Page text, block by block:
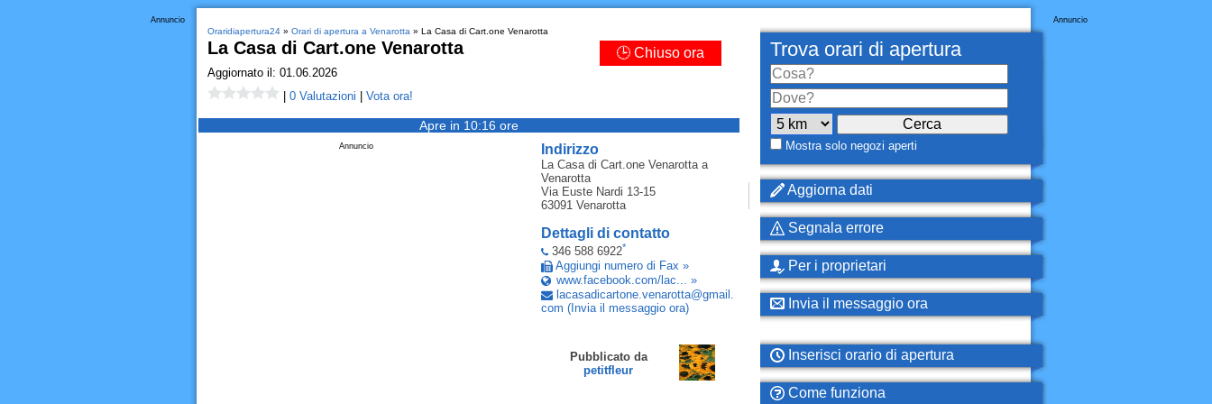
Annuncio
Oraridiapertura24» Orari di apertura a Venarotta » La Casa di Cart.one Venarotta
La Casa di Cart.one Venarotta 🕒 Chiuso ora
Aggiornato il: 01.06.2026
0 Valutazioni Vota ora!
Apre in 10:16 ore
Indirizzo
La Casa di Cart.one Venarottaa
Venarotta
Via Euste Nardi 13-15
63091 Venarotta
Dettagli di contatto
346 588 6922*
Aggiungi numero di Fax »
www.facebook.com/lac... »
lacasadicartone.venarotta@gmail .
com (Invia il messaggio ora)
Pubblicato da
petitfleur
Annuncio
Annuncio
Trova orari di apertura
Mostra solo negozi aperti
Aggiorna dati
Segnala errore
Per i proprietari
Invia il messaggio ora
Inserisci orario di apertura
Come funziona